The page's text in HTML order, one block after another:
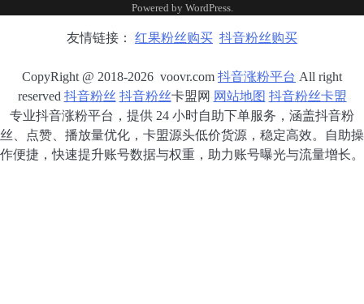
Powered by WordPress.
友情链接： 红果粉丝购买 抖音粉丝购买
CopyRight @ 2018-2026 voovr.com 抖音涨粉平台 All right
reserved 抖音粉丝 抖音粉丝卡盟网 网站地图 抖音粉丝卡盟
专业抖音涨粉平台，提供 24 小时自助下单服务，涵盖抖音粉
丝、点赞、播放量优化，卡盟源头低价货源，稳定高效。自助操
作便捷，快速提升账号数据与权重，助力账号曝光与流量增长。